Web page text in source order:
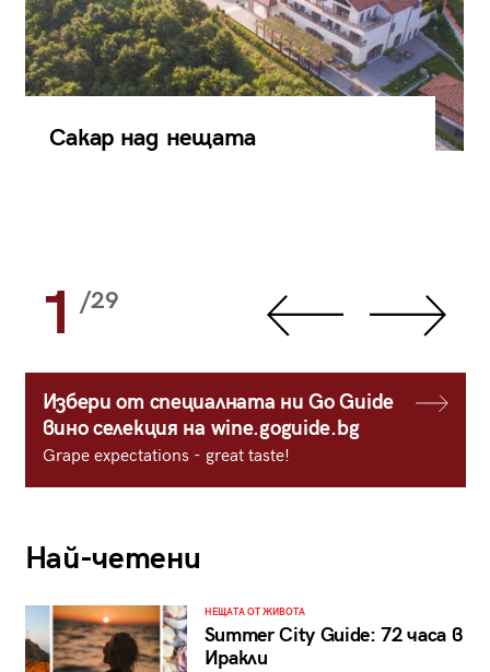
Сакар над нещата
1 /29
Избери от специалната ни Go Guide
вино селекция на wine.goguide.bg
Grape expectations - great taste!
Най-четени
НЕЩАТА ОТ ЖИВОТА
Summer City Guide: 72 часа в
Иракли